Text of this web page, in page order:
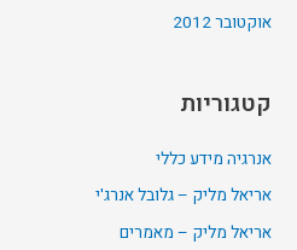
אוקטובר 2012
קטגוריות
אנרגיה מידע כללי
אריאל מליק – גלובל אנרג'י
אריאל מליק – מאמרים